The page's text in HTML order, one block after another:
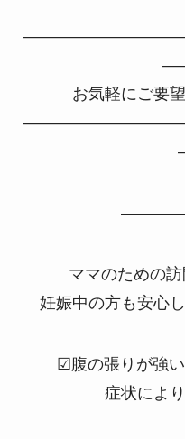
お気軽にご要
ママのための
妊娠中の方も安心
☑︎腹の張りが強
症状によ